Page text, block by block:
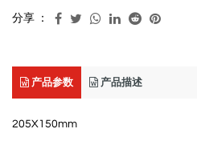
分享 ：
产品参数 产品描述
205X150mm